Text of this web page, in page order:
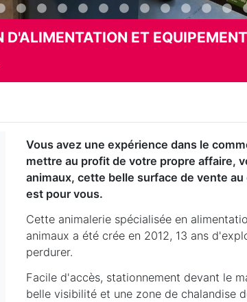
D'ALIMENTATION ET
Vous avez une expérience dans le
mettre au profit de votre propre affaire,
animaux, cette belle surface de vente
est pour vous.
Cette animalerie spécialisée en
animaux a été crée en 2012, 13 ans
perdurer.
Facile d'accès, stationnement devant le
belle visibilité et une zone de chalandise